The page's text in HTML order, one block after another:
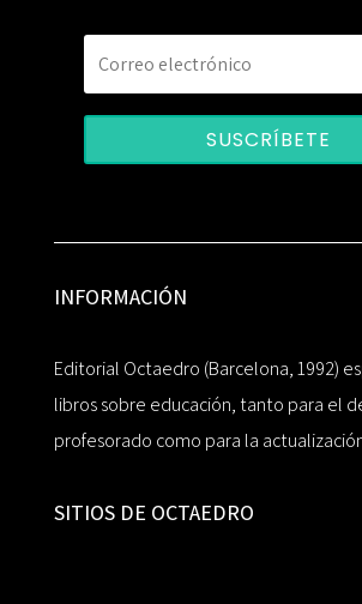
SUSCRÍBETE
INFORMACIÓN
Editorial Octaedro (Barcelona, 1992)
libros sobre educación, tanto para el
profesorado como para la
SITIOS DE OCTAEDRO